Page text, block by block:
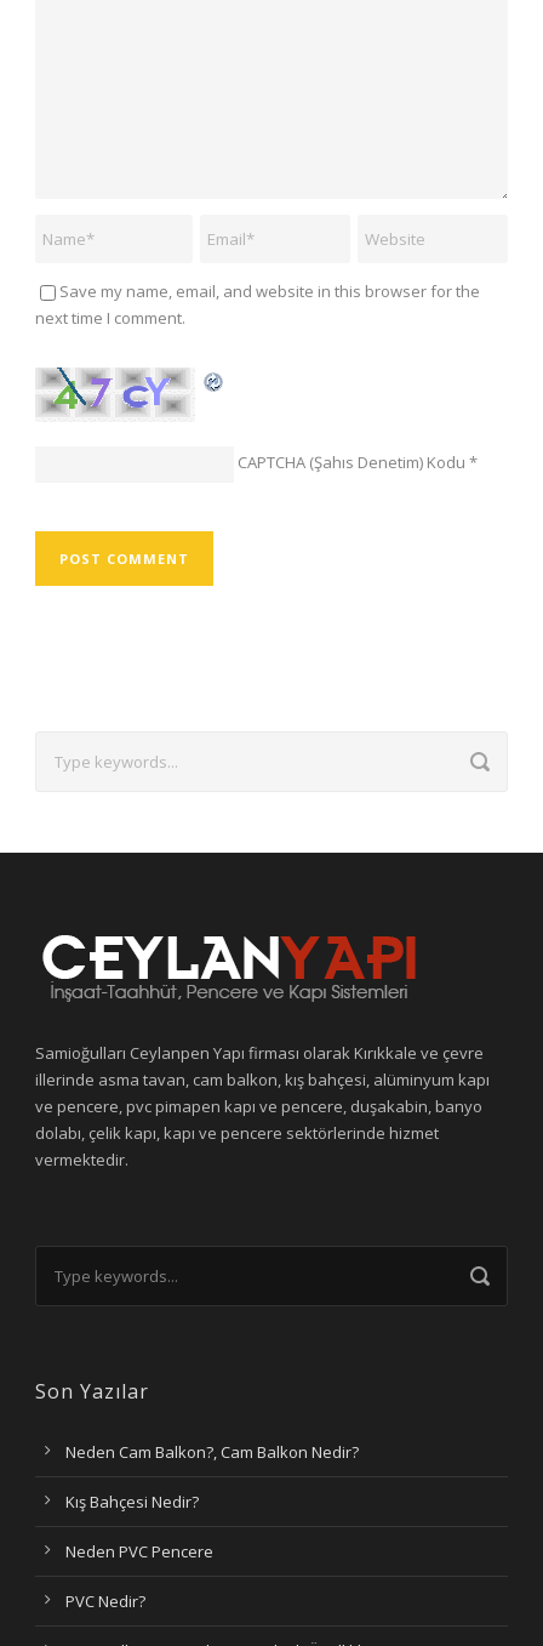
Save my name, email, and website in this browser for the
next time I comment.
CAPTCHA (Şahıs Denetim) Kodu *
Samioğulları Ceylanpen Yapı firması olarak Kırıkkale ve çevre
illerinde asma tavan, cam balkon, kış bahçesi, alüminyum kapı
ve pencere, pvc pimapen kapı ve pencere, duşakabin, banyo
dolabı, çelik kapı, kapı ve pencere sektörlerinde hizmet
vermektedir.
Son Yazılar
Neden Cam Balkon?, Cam Balkon Nedir?
Kış Bahçesi Nedir?
Neden PVC Pencere
PVC Nedir?